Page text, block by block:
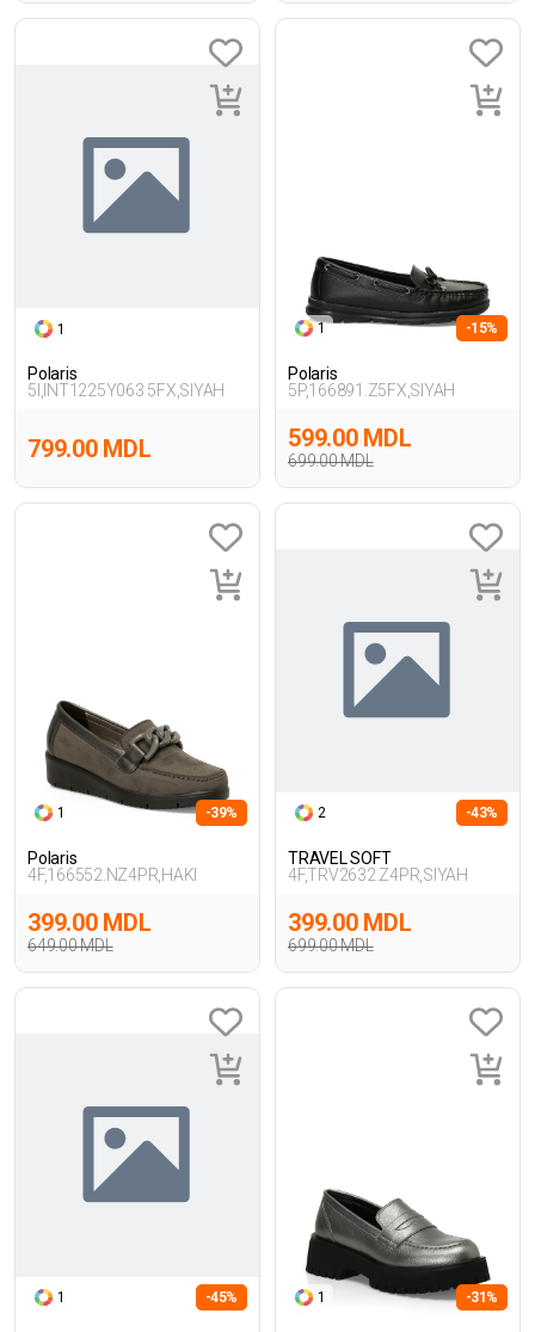
1
Polaris
5I,INT1225Y063 5FX,SIYAH
799.00 MDL
1 -15%
Polaris
5P,166891.Z5FX,SIYAH
699.00 MDL
599.00 MDL
1 -39%
Polaris
4F,166552.NZ4PR,HAKI
649.00 MDL
399.00 MDL
2 -43%
TRAVEL SOFT
4F,TRV2632.Z4PR,SIYAH
699.00 MDL
399.00 MDL
1 -45% 1 -31%